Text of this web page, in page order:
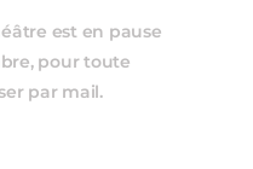
est en pause
pour toute
par mail.